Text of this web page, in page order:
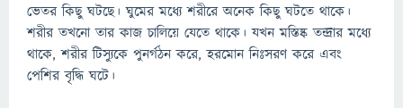
ভেতর কিছু ঘটছে। ঘুমের মধ্যে শরীরে অনেক কিছু ঘটতে থাকে।
শরীর তখনো তার কাজ চালিয়ে যেতে থাকে। যখন মস্তিষ্ক তন্দ্রার মধ্যে
থাকে, শরীর টিস্যুকে পুনর্গঠন করে, হরমোন নিঃসরণ করে এবং
পেশির বৃদ্ধি ঘটে।